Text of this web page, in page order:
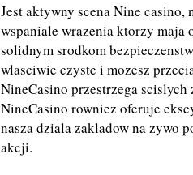
Jest aktywny scena Nine casino,
wspaniale wrazenia ktorzy maja
solidnym srodkom
wlasciwie czyste i mozesz
NineCasino przestrzega
NineCasino rowniez oferuje
nasza dziala zakladow na zywo
akcji.